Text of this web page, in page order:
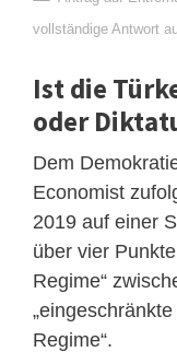
vollständige Antwort
Ist die
oder
Dem
Economist
2019 auf einer
über vier
Regime“
Regime“.